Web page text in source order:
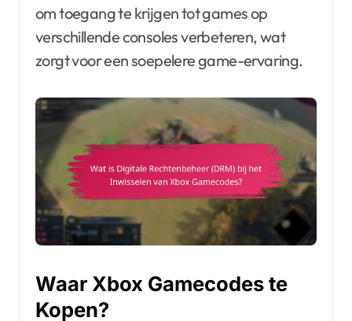
om toegang te krijgen tot games op
verschillende consoles verbeteren, wat
zorgt voor een soepelere game-ervaring.
Waar Xbox Gamecodes te
Kopen?